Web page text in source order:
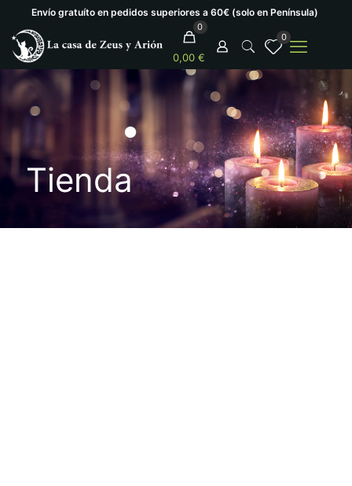
Envío gratuíto en pedidos superiores a 60€ (solo en Península)
0
0,00 €
0
Tienda